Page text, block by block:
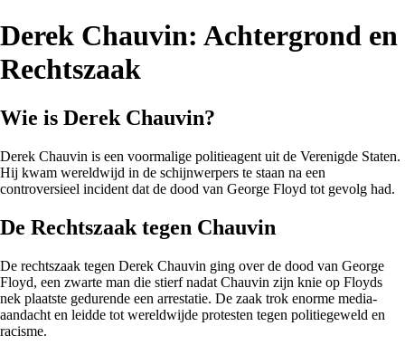
Derek Chauvin: Achtergrond en
Rechtszaak
Wie is Derek Chauvin?
Derek Chauvin is een voormalige politieagent uit de Verenigde Staten.
Hij kwam wereldwijd in de schijnwerpers te staan na een
controversieel incident dat de dood van George Floyd tot gevolg had.
De Rechtszaak tegen Chauvin
De rechtszaak tegen Derek Chauvin ging over de dood van George
Floyd, een zwarte man die stierf nadat Chauvin zijn knie op Floyds
nek plaatste gedurende een arrestatie. De zaak trok enorme media-
aandacht en leidde tot wereldwijde protesten tegen politiegeweld en
racisme.